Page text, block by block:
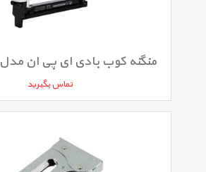
منگنه کوب بادی ای پی ان مدل ST8016A
تماس بگیرید